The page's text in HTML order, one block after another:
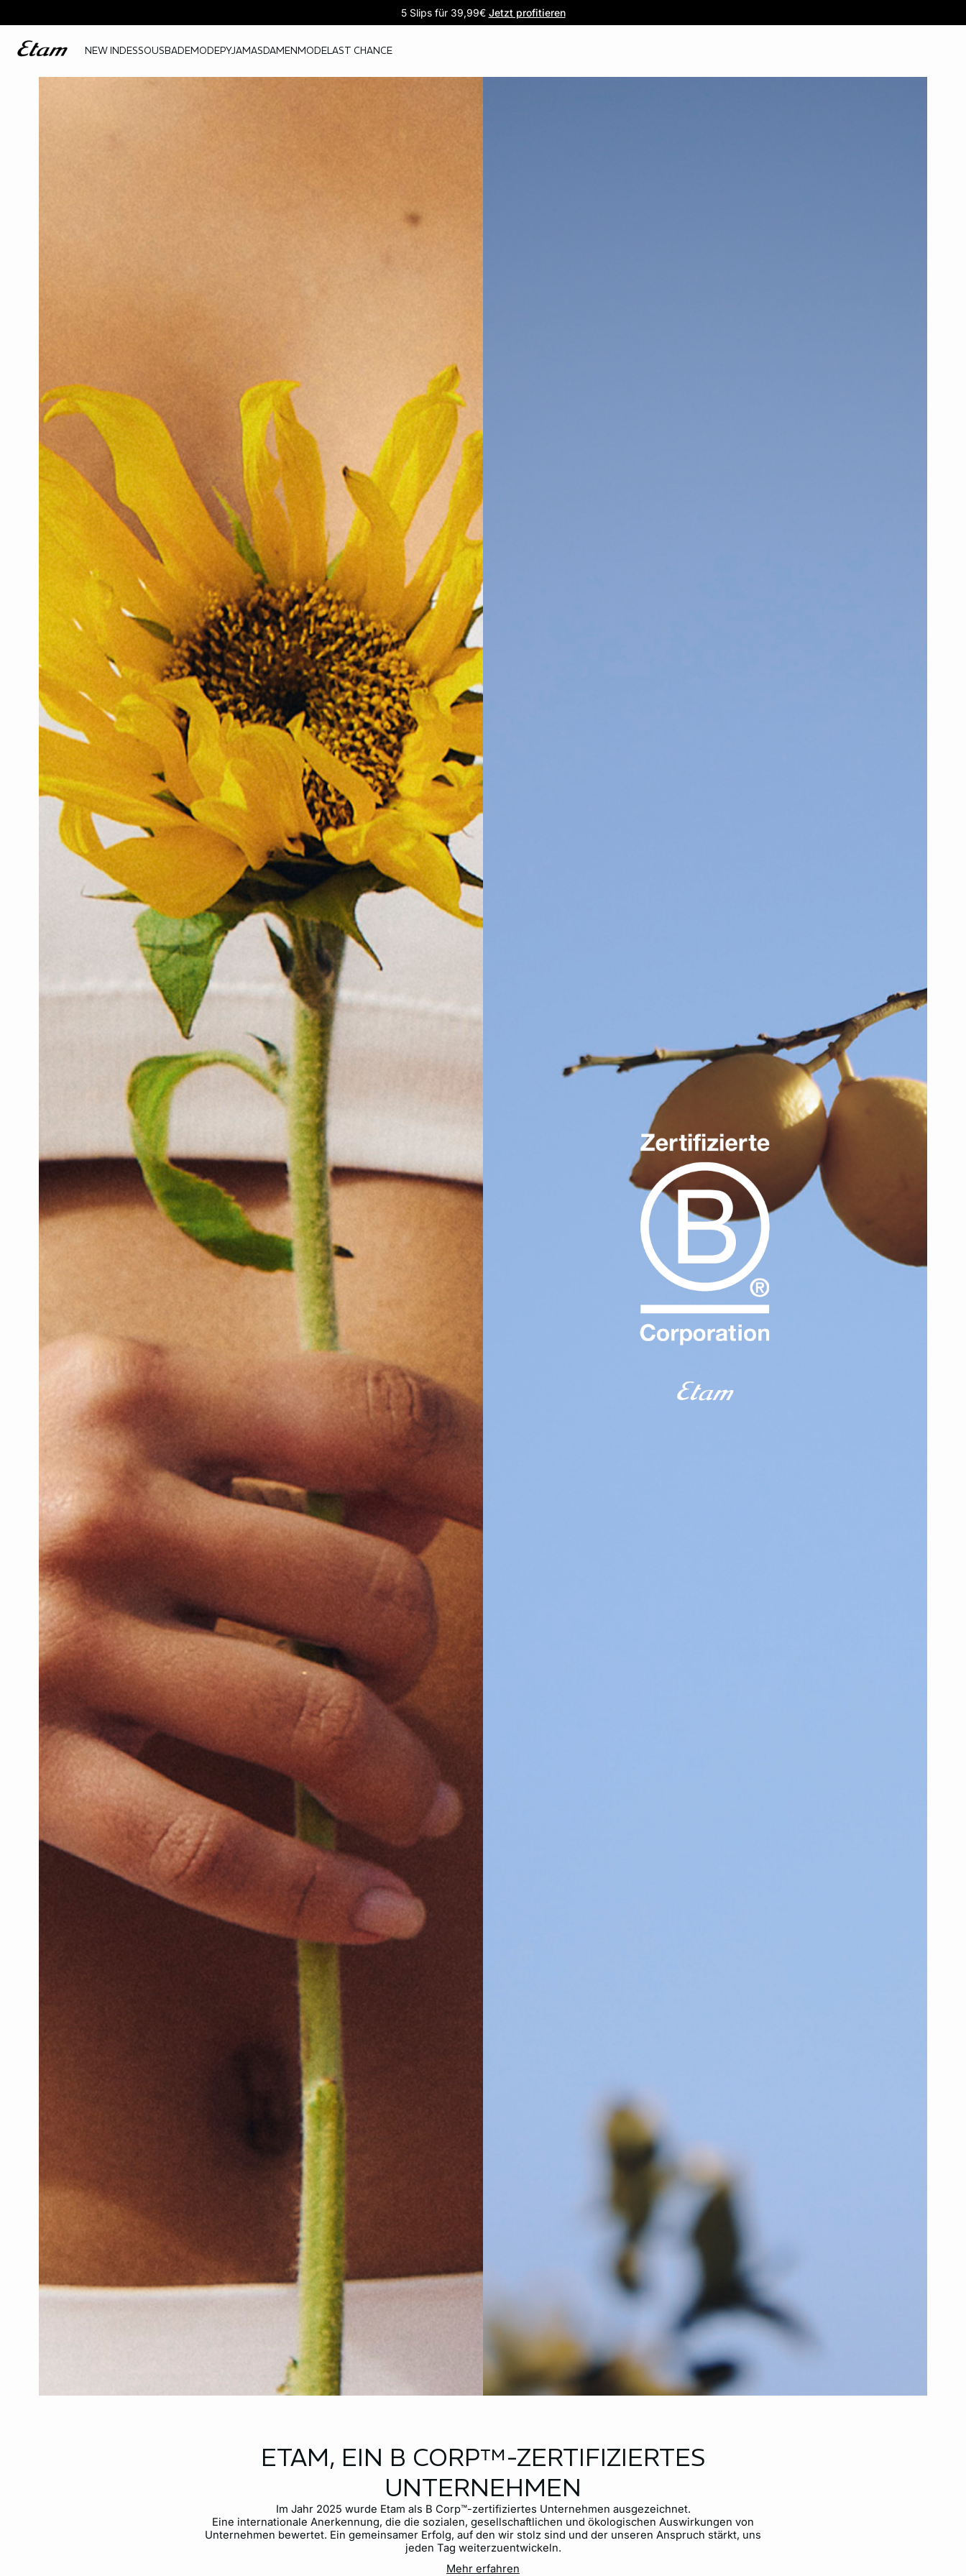
Satin-PyjamasJetzt entdecken
Pure DentelleKomfort trifft spitze
5 Slips für 39,99€ Jetzt profitieren
NEW INDESSOUSBADEMODEPYJAMASDAMENMODELAST CHANCE
ETAM, EIN B CORP™-ZERTIFIZIERTES
UNTERNEHMEN
Im Jahr 2025 wurde Etam als B Corp™-zertifiziertes Unternehmen ausgezeichnet.
Eine internationale Anerkennung, die die sozialen, gesellschaftlichen und ökologischen Auswirkungen von
Unternehmen bewertet. Ein gemeinsamer Erfolg, auf den wir stolz sind und der unseren Anspruch stärkt, uns
jeden Tag weiterzuentwickeln.
Mehr erfahren